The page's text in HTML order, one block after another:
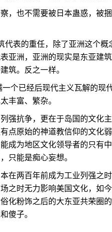
，也不需要被日本蛊惑，被
代表的重任，除了亚洲这个
亚洲，亚洲的现实是东亚建
筑。反之一样。
个已经后现代主义瓦解的现
丰富、繁杂。
强抗争，更在于岛国的文化
点原始的神道教信仰的文化
成为地区文化领导者的只有
只能是痴心妄想。
在两百年前成为工业列强之
之时无力影响美国文化，如
化粉饰之后的大东亚共荣圈
傻子。